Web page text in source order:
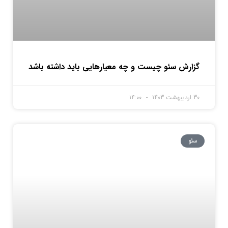
گزارش سئو چیست و چه معیارهایی باید داشته باشد
30 اردیبهشت 1403
سئو